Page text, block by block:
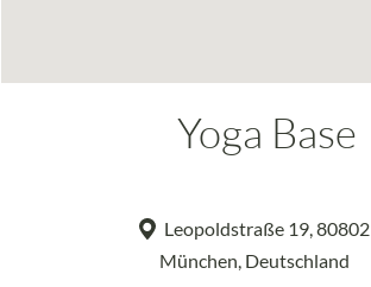
Yoga Base
Leopoldstraße 19, 80802
München, Deutschland